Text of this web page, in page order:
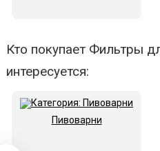
Кто покупает Фильтры
интересуется:
Пивоварни